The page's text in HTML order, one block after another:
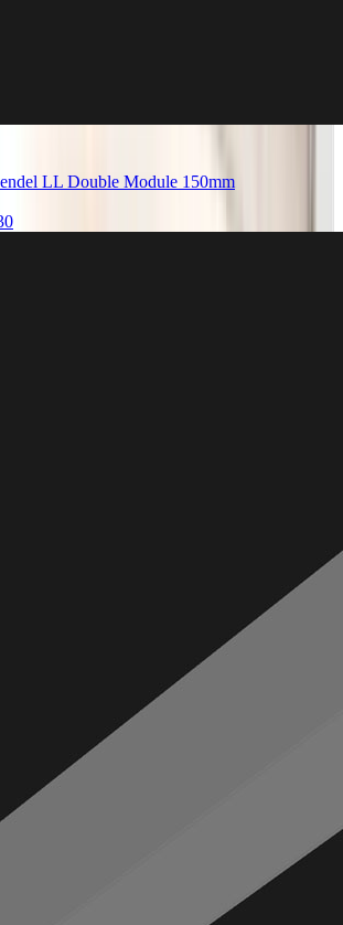
LL Double Module 150mm